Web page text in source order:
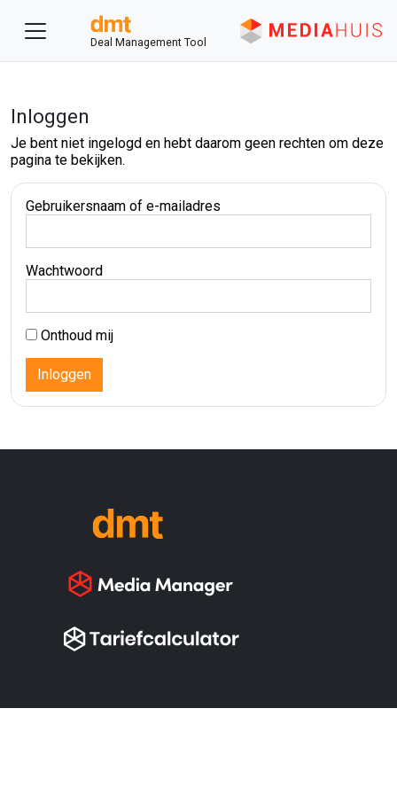
Deal Management Tool
Inloggen
Je bent niet ingelogd en hebt daarom geen rechten om deze
pagina te bekijken.
Gebruikersnaam of e-mailadres
Wachtwoord
Onthoud mij